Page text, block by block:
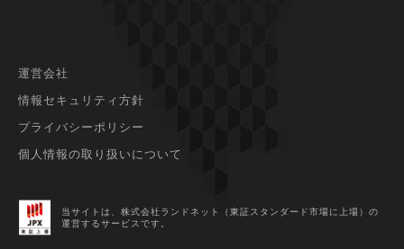
運営会社
情報セキュリティ方針
プライバシーポリシー
個人情報の取り扱いについて
当サイトは、株式会社ランドネット（東証スタンダード市場に上場） の
運営するサービスです。